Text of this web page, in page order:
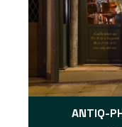
ANTIQ-